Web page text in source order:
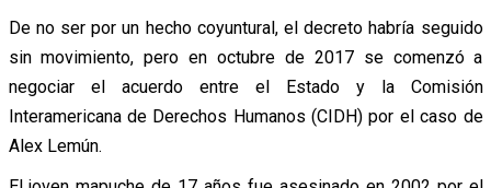
De no ser por un hecho coyuntural, el decreto habría seguido
sin movimiento, pero en octubre de 2017 se comenzó a
negociar el acuerdo entre el Estado y la Comisión
Interamericana de Derechos Humanos (CIDH) por el caso de
Alex Lemún.